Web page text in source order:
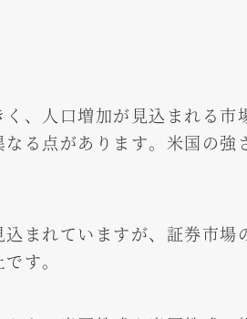
、人口増加が見込まれる
る点があります。米国の
まれていますが、証券市
す。